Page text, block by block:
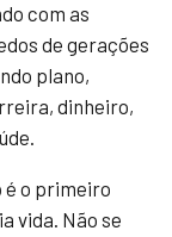
com as
de gerações
plano,
dinheiro,
é o primeiro
vida. Não se